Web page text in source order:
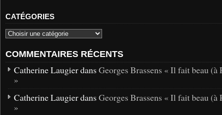
CATÉGORIES
COMMENTAIRES RÉCENTS
Catherine Laugier dans Georges Brassens « Il fait beau (à
»
Catherine Laugier dans Georges Brassens « Il fait beau (à
»